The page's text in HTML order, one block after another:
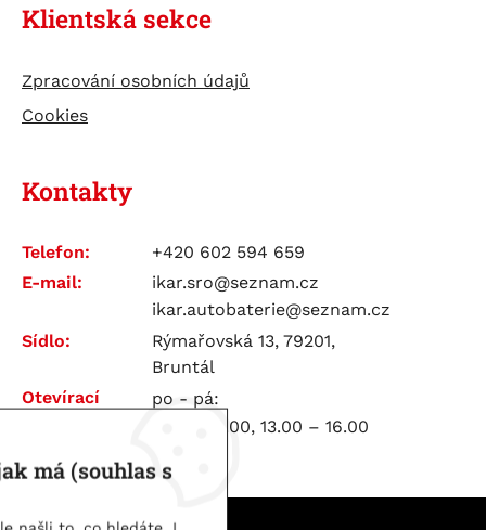
Klientská sekce
Zpracování osobních údajů
Cookies
Kontakty
Telefon:
+420 602 594 659
E-mail:
ikar.sro@seznam.cz
ikar.autobaterie@seznam.cz
Sídlo:
Rýmařovská 13, 79201,
Bruntál
Otevírací
po - pá:
7.00 – 12.00, 13.00 – 16.00
má (souhlas s